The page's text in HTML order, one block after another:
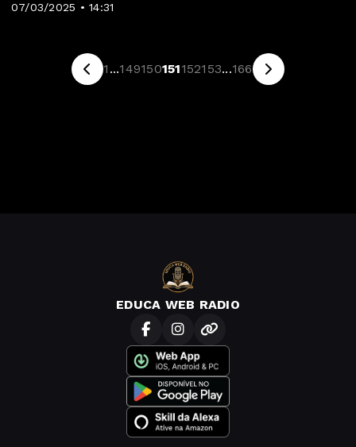
07/03/2025 • 14:31
1 ...149150151152153...166
EDUCA WEB RADIO